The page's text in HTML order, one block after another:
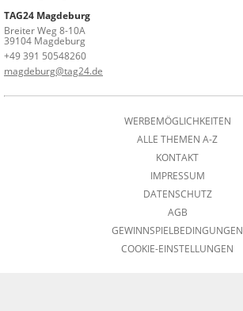
TAG24 Magdeburg
Breiter Weg 8-10A
39104 Magdeburg
+49 391 50548260
magdeburg@tag24.de
WERBEMÖGLICHKEITEN
ALLE THEMEN A-Z
KONTAKT
IMPRESSUM
DATENSCHUTZ
AGB
GEWINNSPIELBEDINGUNGEN
COOKIE-EINSTELLUNGEN